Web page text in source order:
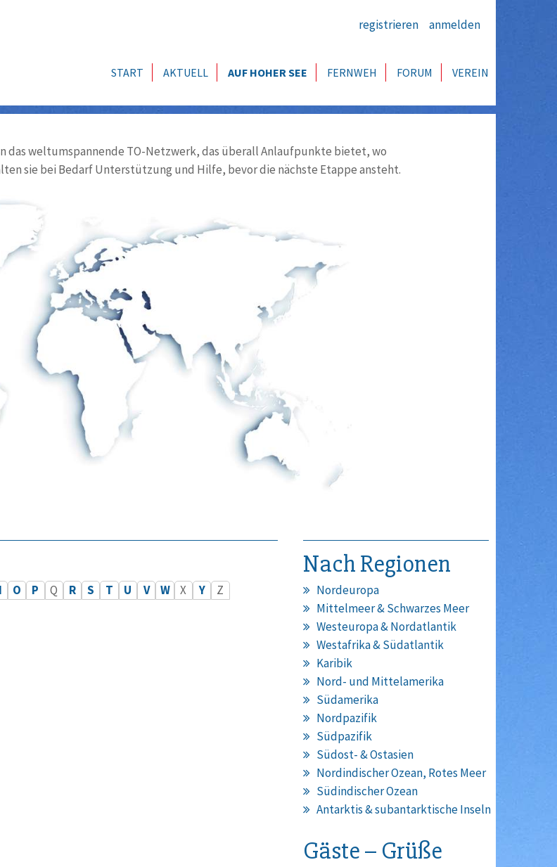
registrieren anmelden
START AKTUELL AUF HOHER SEE FERNWEH FORUM VEREIN
weltumspannende TO-Netzwerk, das überall Anlaufpunkte bietet, wo
sie bei Bedarf Unterstützung und Hilfe, bevor die nächste Etappe ansteht.
O P Q R S T U V W X Y Z
Nach Regionen
Nordeuropa
Mittelmeer & Schwarzes Meer
Westeuropa & Nordatlantik
Westafrika & Südatlantik
Karibik
Nord- und Mittelamerika
Südamerika
Nordpazifik
Südpazifik
Südost- & Ostasien
Nordindischer Ozean, Rotes Meer
Südindischer Ozean
Antarktis & subantarktische Inseln
Gäste – Grüße